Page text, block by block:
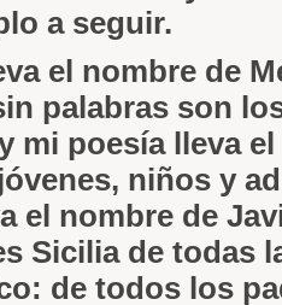
a seguir.
el nombre de
palabras son
mi poesía lleva
niños y
el nombre de
Sicilia de todas
de todos los